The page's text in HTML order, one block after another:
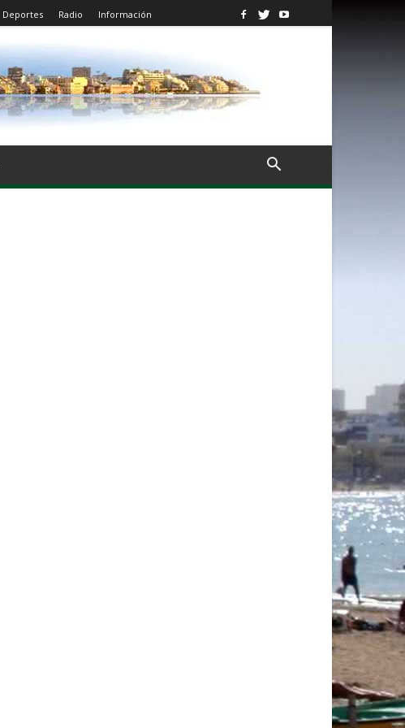
Deportes Radio Información